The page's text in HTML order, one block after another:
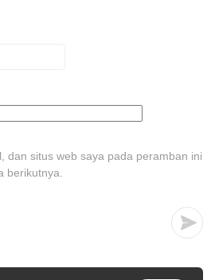
dan situs web saya pada peramban ini
berikutnya.